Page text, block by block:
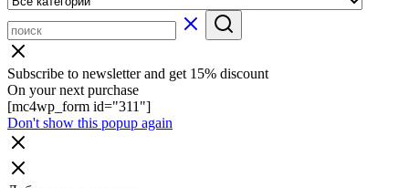
Subscribe to newsletter and get 15% discount
On your next purchase
[mc4wp_form id="311"]
Don't show this popup again